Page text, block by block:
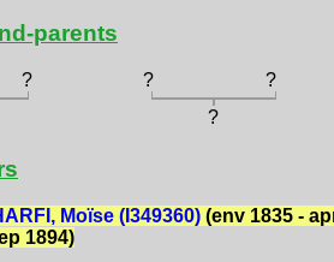
parents
? ?
?
?
Moïse (I349360)(env 1835 -
1894)